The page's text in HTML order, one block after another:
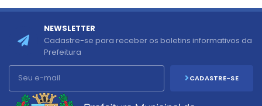
NEWSLETTER
Cadastre-se para receber os boletins informativos da
Prefeitura
CADASTRE-SE